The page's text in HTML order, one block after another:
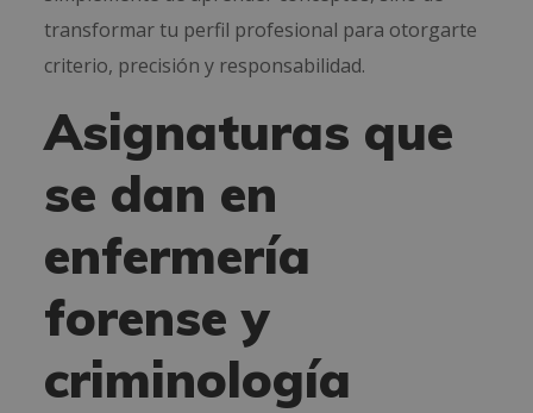
transformar tu perfil profesional para otorgarte
criterio, precisión y responsabilidad.
Asignaturas que
se dan en
enfermería
forense y
criminología